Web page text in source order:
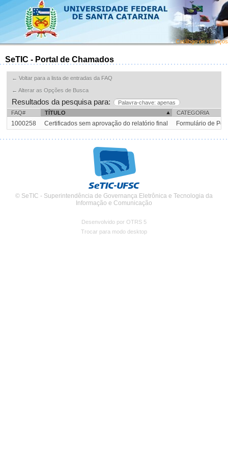
Catálogo de serviços
SeTIC - Portal de Chamados
← Voltar para a lista de entradas da FAQ
← Alterar as Opções de Busca
Resultados da pesquisa para:
Palavra-chave: apenas
FAQ#
TÍTULO CATEGORIA
1000258 Certificados sem aprovação do relatório final Formulário de
© SeTIC - Superintendência de Governança Eletrônica e Tecnologia da
Informação e Comunicação
Desenvolvido por OTRS 5
Trocar para modo desktop